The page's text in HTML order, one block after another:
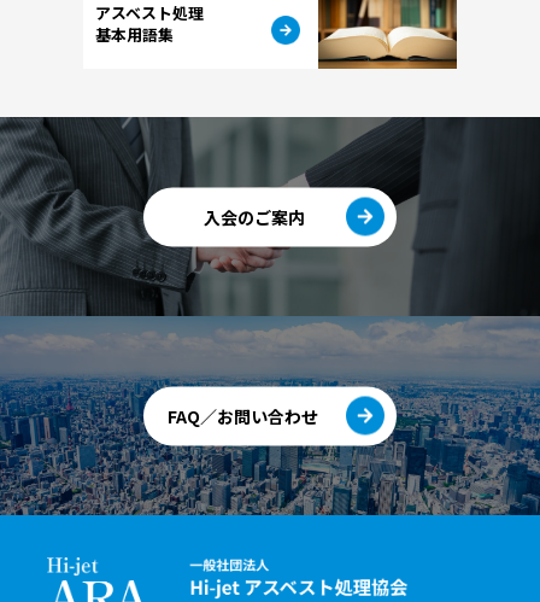
アスベスト処理
基本用語集
入会のご案内
FAQ／お問い合わせ